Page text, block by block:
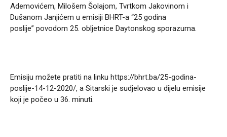
Ademovićem, Milošem Šolajom, Tvrtkom Jakovinom i
Dušanom Janjićem u emisiji BHRT-a “25 godina
poslije” povodom 25. obljetnice Daytonskog sporazuma.
Emisiju možete pratiti na linku https://bhrt.ba/25-godina-
poslije-14-12-2020/, a Sitarski je sudjelovao u dijelu emisije
koji je počeo u 36. minuti.